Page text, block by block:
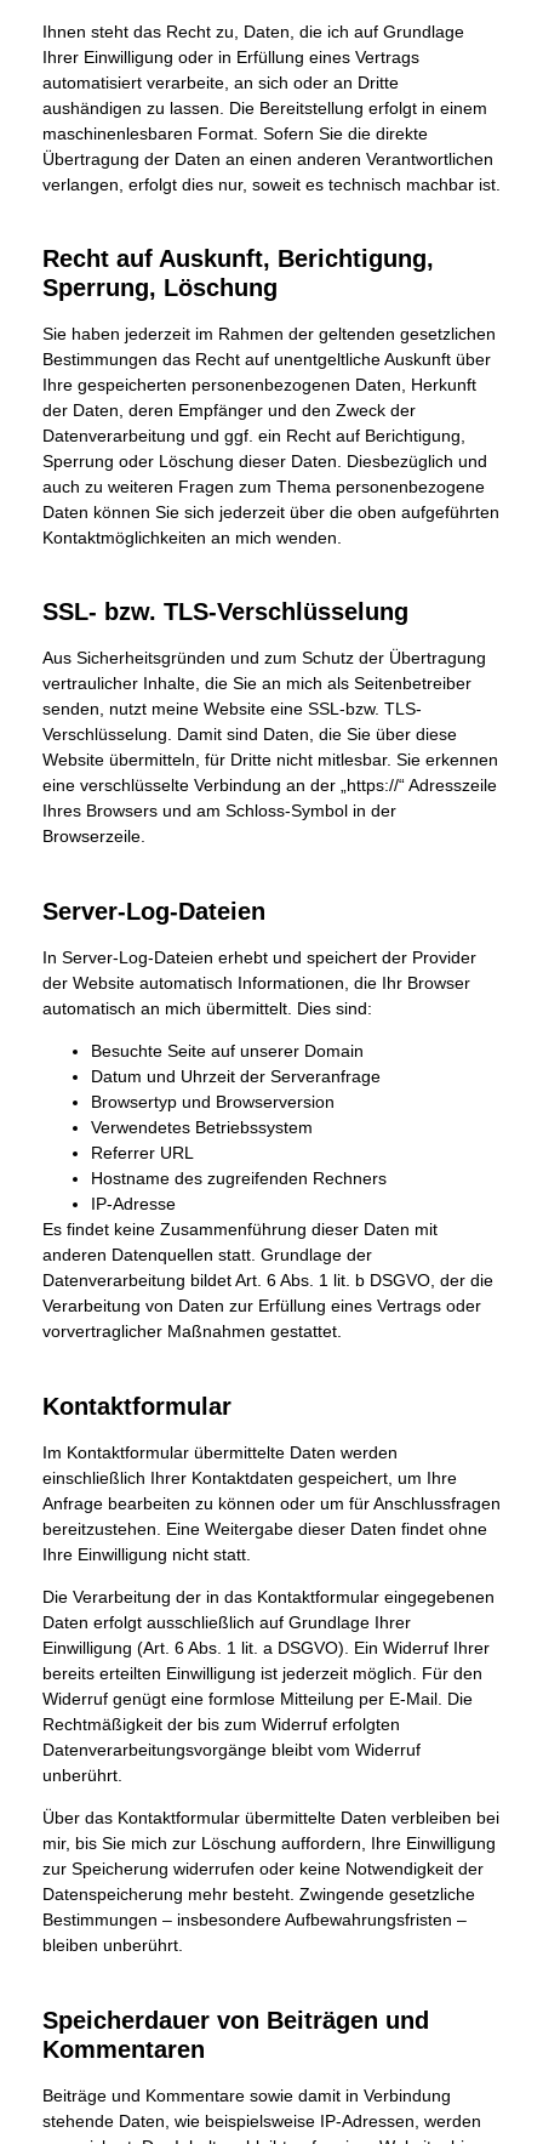
Ihnen steht das Recht zu, Daten, die ich auf Grundlage
Ihrer Einwilligung oder in Erfüllung eines Vertrags
automatisiert verarbeite, an sich oder an Dritte
aushändigen zu lassen. Die Bereitstellung erfolgt in einem
maschinenlesbaren Format. Sofern Sie die direkte
Übertragung der Daten an einen anderen Verantwortlichen
verlangen, erfolgt dies nur, soweit es technisch machbar ist.
Recht auf Auskunft, Berichtigung,
Sperrung, Löschung
Sie haben jederzeit im Rahmen der geltenden gesetzlichen
Bestimmungen das Recht auf unentgeltliche Auskunft über
Ihre gespeicherten personenbezogenen Daten, Herkunft
der Daten, deren Empfänger und den Zweck der
Datenverarbeitung und ggf. ein Recht auf Berichtigung,
Sperrung oder Löschung dieser Daten. Diesbezüglich und
auch zu weiteren Fragen zum Thema personenbezogene
Daten können Sie sich jederzeit über die oben aufgeführten
Kontaktmöglichkeiten an mich wenden.
SSL- bzw. TLS-Verschlüsselung
Aus Sicherheitsgründen und zum Schutz der Übertragung
vertraulicher Inhalte, die Sie an mich als Seitenbetreiber
senden, nutzt meine Website eine SSL-bzw. TLS-
Verschlüsselung. Damit sind Daten, die Sie über diese
Website übermitteln, für Dritte nicht mitlesbar. Sie erkennen
eine verschlüsselte Verbindung an der „https://“ Adresszeile
Ihres Browsers und am Schloss-Symbol in der
Browserzeile.
Server-Log-Dateien
In Server-Log-Dateien erhebt und speichert der Provider
der Website automatisch Informationen, die Ihr Browser
automatisch an mich übermittelt. Dies sind:
Besuchte Seite auf unserer Domain
Datum und Uhrzeit der Serveranfrage
Browsertyp und Browserversion
Verwendetes Betriebssystem
Referrer URL
Hostname des zugreifenden Rechners
IP-Adresse
Es findet keine Zusammenführung dieser Daten mit
anderen Datenquellen statt. Grundlage der
Datenverarbeitung bildet Art. 6 Abs. 1 lit. b DSGVO, der die
Verarbeitung von Daten zur Erfüllung eines Vertrags oder
vorvertraglicher Maßnahmen gestattet.
Kontaktformular
Im Kontaktformular übermittelte Daten werden
einschließlich Ihrer Kontaktdaten gespeichert, um Ihre
Anfrage bearbeiten zu können oder um für Anschlussfragen
bereitzustehen. Eine Weitergabe dieser Daten findet ohne
Ihre Einwilligung nicht statt.
Die Verarbeitung der in das Kontaktformular eingegebenen
Daten erfolgt ausschließlich auf Grundlage Ihrer
Einwilligung (Art. 6 Abs. 1 lit. a DSGVO). Ein Widerruf Ihrer
bereits erteilten Einwilligung ist jederzeit möglich. Für den
Widerruf genügt eine formlose Mitteilung per E-Mail. Die
Rechtmäßigkeit der bis zum Widerruf erfolgten
Datenverarbeitungsvorgänge bleibt vom Widerruf
unberührt.
Über das Kontaktformular übermittelte Daten verbleiben bei
mir, bis Sie mich zur Löschung auffordern, Ihre Einwilligung
zur Speicherung widerrufen oder keine Notwendigkeit der
Datenspeicherung mehr besteht. Zwingende gesetzliche
Bestimmungen – insbesondere Aufbewahrungsfristen –
bleiben unberührt.
Speicherdauer von Beiträgen und
Kommentaren
Beiträge und Kommentare sowie damit in Verbindung
stehende Daten, wie beispielsweise IP-Adressen, werden